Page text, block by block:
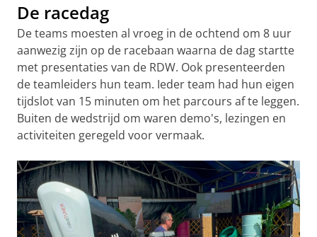
De racedag
De teams moesten al vroeg in de ochtend om 8 uur
aanwezig zijn op de racebaan waarna de dag startte
met presentaties van de RDW. Ook presenteerden
de teamleiders hun team. Ieder team had hun eigen
tijdslot van 15 minuten om het parcours af te leggen.
Buiten de wedstrijd om waren demo's, lezingen en
activiteiten geregeld voor vermaak.